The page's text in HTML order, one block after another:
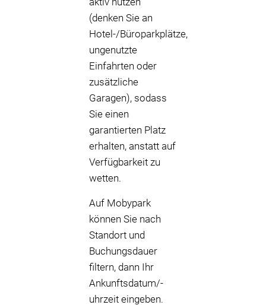
(denken Sie an
Hotel-/Büroparkplätze,
ungenutzte
Einfahrten oder
zusätzliche
Garagen), sodass
Sie einen
garantierten Platz
erhalten, anstatt auf
Verfügbarkeit zu
wetten.
Auf Mobypark
können Sie nach
Standort und
Buchungsdauer
filtern, dann Ihr
Ankunftsdatum/-
uhrzeit eingeben.